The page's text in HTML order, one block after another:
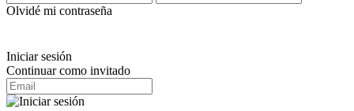
Olvidé mi contraseña
Iniciar sesión
Continuar como invitado